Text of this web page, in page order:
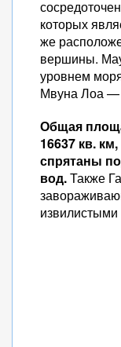
которых
же
вершины.
уровнем
Мвуна Лоа —
Общая
16637 кв.
спрятаны
вод.Также